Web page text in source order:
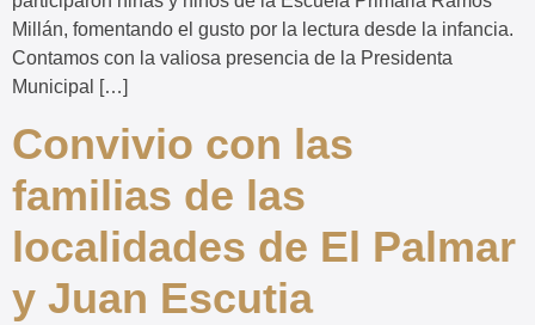
Millán, fomentando el gusto por la lectura desde la infancia.
Contamos con la valiosa presencia de la Presidenta
Municipal […]
Convivio con las
familias de las
localidades de El Palmar
y Juan Escutia